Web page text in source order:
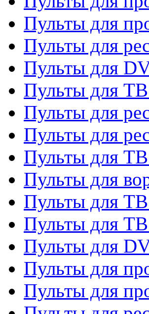
Пульты для
Пульты для
Пульты для
Пульты для ТВ
Пульты для
Пульты для
Пульты для ТВ
Пульты для
Пульты для ТВ
Пульты для ТВ
Пульты для
Пульты для
Пульты для